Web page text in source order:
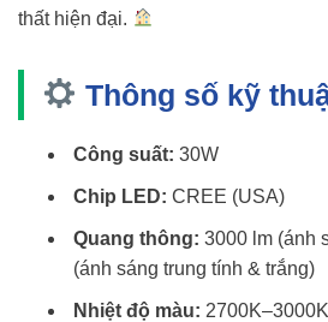
thất hiện đại.
Thông số kỹ
Công suất: 30W
Chip LED: CREE (USA)
Quang thông: 3000 lm (ánh
(ánh sáng trung tính & trắng)
Nhiệt độ màu: